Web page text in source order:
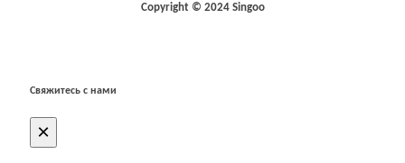
Copyright © 2024 Singoo
Свяжитесь с нами
×